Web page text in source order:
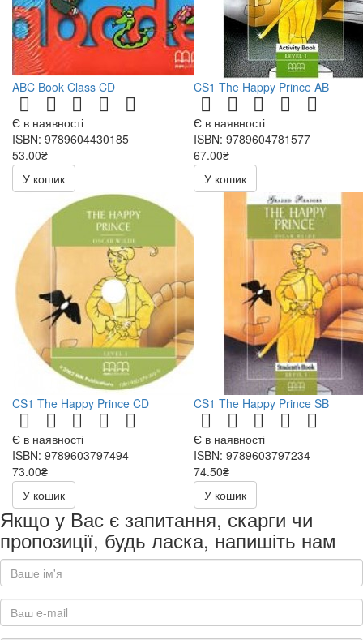
ABC Book Class CD
Є в наявності
ISBN: 9789604430185
53.00₴
106.00₴
У кошик
CS1 The Happy Prince AB
Є в наявності
ISBN: 9789604781577
67.00₴
134.00₴
У кошик
CS1 The Happy Prince CD
Є в наявності
ISBN: 9789603797494
73.00₴
146.00₴
У кошик
CS1 The Happy Prince SB
Є в наявності
ISBN: 9789603797234
74.50₴
149.00₴
У кошик
Якщо у Вас є запитання, скарги чи
пропозиції, будь ласка, напишіть нам